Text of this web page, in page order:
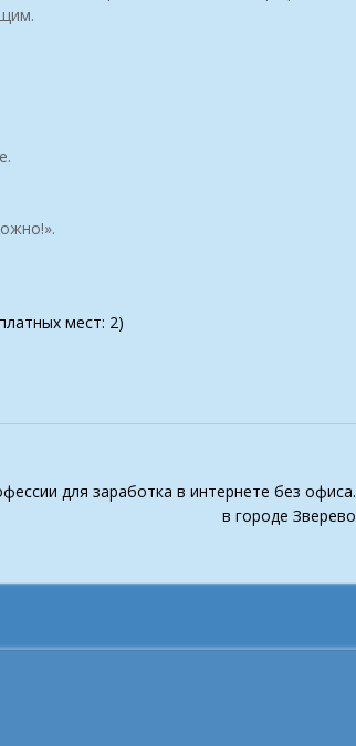
мест: 2)
для заработка в интернете без офиса.
в городе Зверево